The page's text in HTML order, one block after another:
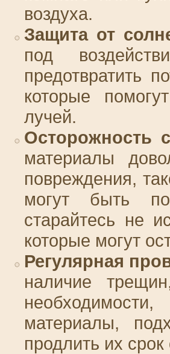
воздуха.
Защита от
под
предотвратить
которые
лучей.
Осторожность
материалы
повреждения,
могут быть
старайтесь не
которые могут
Регулярная
наличие
материалы,
продлить их